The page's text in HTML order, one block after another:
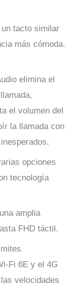
tacto similar
más cómoda.
elimina el
el volumen del
la llamada con
opciones
tecnología
amplia
FHD táctil.
Fi 6E y el 4G
velocidades